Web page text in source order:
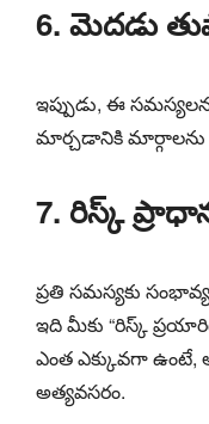
6. మెదడు
ఇప్పుడు, ఈ
మార్చడానికి
7. రిస్క్
ప్రతి సమస్యకు
ఇది మీకు “రిస్క్
ఎంత ఎక్కువగా ఉంటే,
అత్యవసరం.